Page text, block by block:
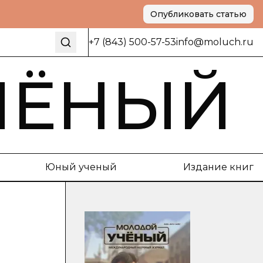
Опубликовать статью
+7 (843) 500-57-53info@moluch.ru
Юный ученый Издание книг